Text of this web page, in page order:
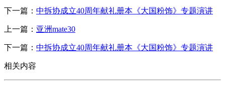
下一篇： 中拆协成立40周年献礼册本《大国粉饰》专题演讲
上一篇： 亚洲mate30
下一篇： 中拆协成立40周年献礼册本《大国粉饰》专题演讲
相关内容